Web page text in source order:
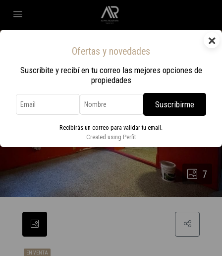
×
Ofertas y novedades
Suscribite y recibí en tu correo las mejores opciones de
propiedades
Suscribirme
Recibirás un correo para validar tu email.
Created using Perfit
7
EN VENTA